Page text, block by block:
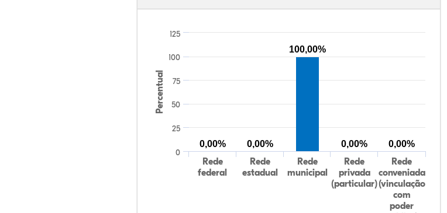
Percentual
Rede
federal
Rede
estadual
Rede
municipal
Rede
privada
(particular)
Rede
conveniada
(vinculação
com
poder
0
25
50
75
100
125
0,00% 0,00%
100,00%
0,00% 0,00%